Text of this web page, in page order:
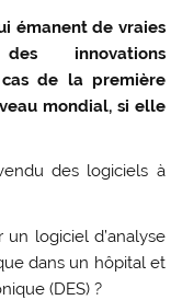
émanent de vraies
innovations
de la première
mondial, si elle
des logiciels à
logiciel d’analyse
dans un hôpital et
(DES) ?